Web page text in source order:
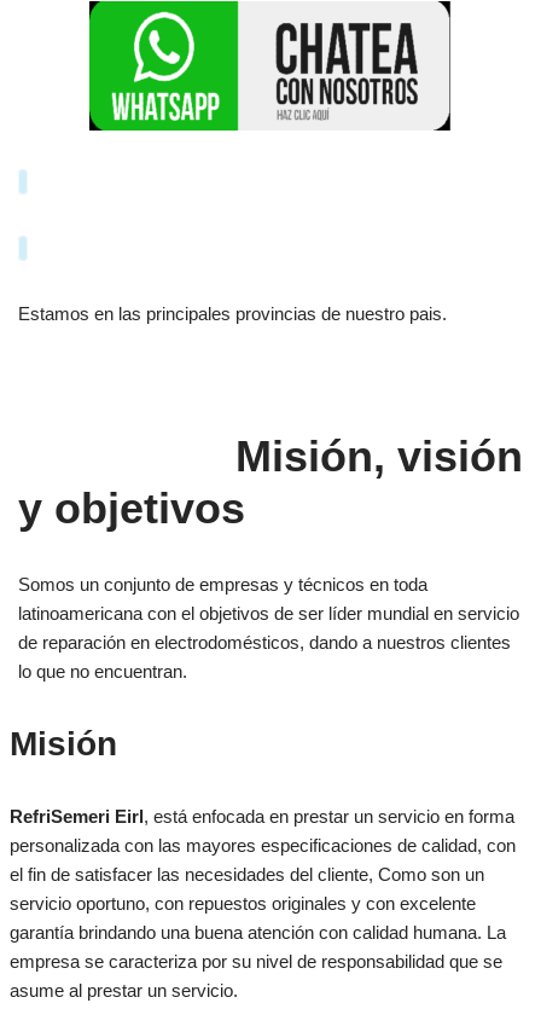
Estamos en las principales provincias de nuestro pais.
Misión, visión
y objetivos
Somos un conjunto de empresas y técnicos en toda
latinoamericana con el objetivos de ser líder mundial en servicio
de reparación en electrodomésticos, dando a nuestros clientes
lo que no encuentran.
Misión
RefriSemeri Eirl, está enfocada en prestar un servicio en forma
personalizada con las mayores especificaciones de calidad, con
el fin de satisfacer las necesidades del cliente, Como son un
servicio oportuno, con repuestos originales y con excelente
garantía brindando una buena atención con calidad humana. La
empresa se caracteriza por su nivel de responsabilidad que se
asume al prestar un servicio.